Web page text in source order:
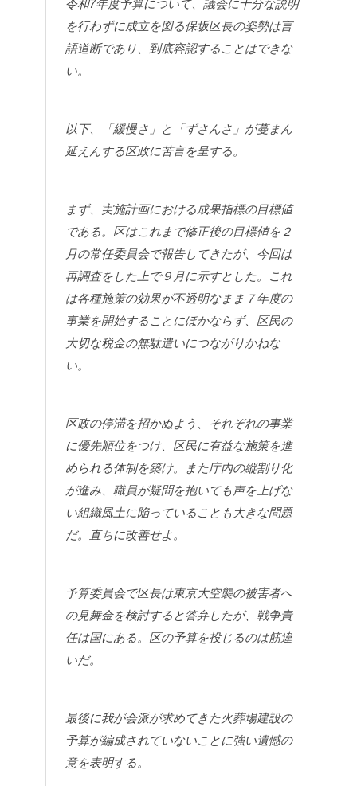
令和7年度予算について、議会に十分な説明
を行わずに成立を図る保坂区長の姿勢は言
語道断であり、到底容認することはできな
い。
以下、「緩慢さ」と「ずさんさ」が蔓まん
延えんする区政に苦言を呈する。
まず、実施計画における成果指標の目標値
である。区はこれまで修正後の目標値を２
月の常任委員会で報告してきたが、今回は
再調査をした上で９月に示すとした。これ
は各種施策の効果が不透明なまま７年度の
事業を開始することにほかならず、区民の
大切な税金の無駄遣いにつながりかねな
い。
区政の停滞を招かぬよう、それぞれの事業
に優先順位をつけ、区民に有益な施策を進
められる体制を築け。また庁内の縦割り化
が進み、職員が疑問を抱いても声を上げな
い組織風土に陥っていることも大きな問題
だ。直ちに改善せよ。
予算委員会で区長は東京大空襲の被害者へ
の見舞金を検討すると答弁したが、戦争責
任は国にある。区の予算を投じるのは筋違
いだ。
最後に我が会派が求めてきた火葬場建設の
予算が編成されていないことに強い遺憾の
意を表明する。